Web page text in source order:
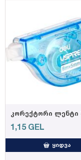
1,15 GEL
ᲧᲘᲓᲕᲐ